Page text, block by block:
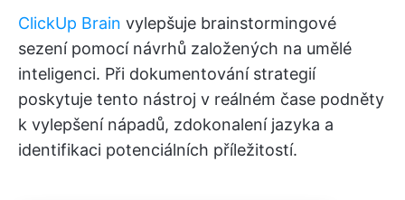
ClickUp Brain vylepšuje brainstormingové
sezení pomocí návrhů založených na umělé
inteligenci. Při dokumentování strategií
poskytuje tento nástroj v reálném čase podněty
k vylepšení nápadů, zdokonalení jazyka a
identifikaci potenciálních příležitostí.